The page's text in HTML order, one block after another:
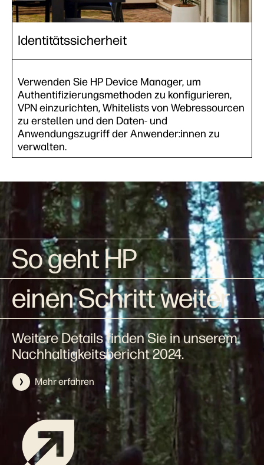
Identitätssicherheit
Verwenden Sie HP Device Manager, um
Authentifizierungsmethoden zu konfigurieren,
VPN einzurichten, Whitelists von Webressourcen
zu erstellen und den Daten- und
Anwendungszugriff der Anwender:innen zu
verwalten.
So geht HP
einen Schritt weiter
Weitere Details finden Sie in unserem
Nachhaltigkeitsbericht 2024.
Mehr erfahren